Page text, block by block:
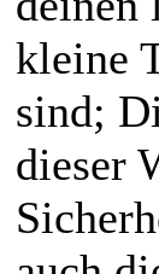
kleine
sind;
dieser